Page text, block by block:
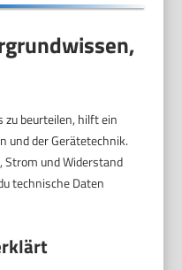
zu beurteilen, hilft ein
und der Gerätetechnik.
Strom und Widerstand
technische Daten